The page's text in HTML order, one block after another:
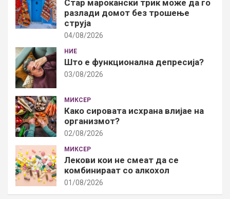
Стар марокански трик може да го
разлади домот без трошење
струја
04/08/2026
НИЕ
Што е функционална депресија?
03/08/2026
МИКСЕР
Како сировата исхрана влијае на
организмот?
02/08/2026
МИКСЕР
Лекови кои не смеат да се
комбинираат со алкохол
01/08/2026